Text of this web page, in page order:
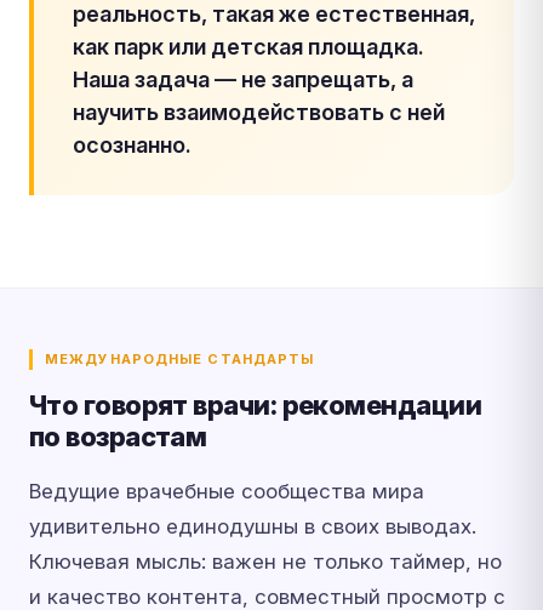
реальность, такая же естественная,
как парк или детская площадка.
Наша задача — не запрещать, а
научить взаимодействовать с ней
осознанно.
МЕЖДУНАРОДНЫЕ СТАНДАРТЫ
Что говорят врачи: рекомендации
по возрастам
Ведущие врачебные сообщества мира
удивительно единодушны в своих выводах.
Ключевая мысль: важен не только таймер, но
и качество контента, совместный просмотр с